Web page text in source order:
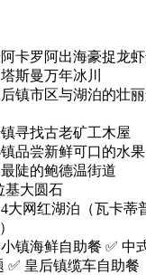
卡罗阿出海豪捉龙虾
斯曼万年冰川
镇市区与湖泊的壮
寻找古老矿工木屋
品尝新鲜可口的水果
陡的鲍德温街道
基大圆石
大网红湖泊（瓦卡蒂
镇海鲜自助餐 ✅ 中
✅ 皇后镇缆车自助餐